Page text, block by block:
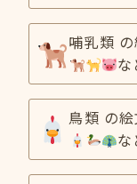
哺乳類
鳥類 の